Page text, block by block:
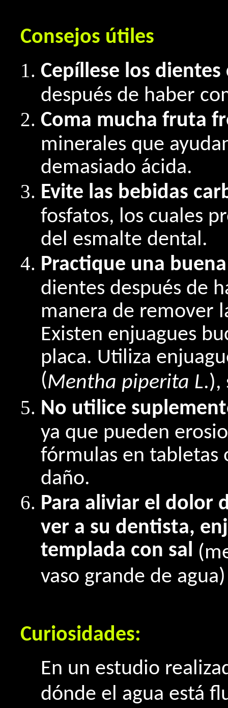
Consejos útiles
Cepíllese los
después de haber
Coma mucha fruta
minerales que
demasiado ácida.
Evite las bebidas
fosfatos, los cuales
del esmalte dental.
Practique una
dientes después de
manera de remover
Existen enjuagues
placa. Utiliza
(Mentha piperita L.),
No utilice
ya que pueden
fórmulas en tabletas
daño.
Para aliviar el dolor
ver a su dentista,
templada con sal
vaso grande de agua)
Curiosidades:
En un estudio
dónde el agua está